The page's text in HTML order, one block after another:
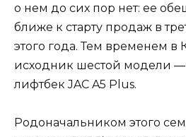
о нем до сих пор нет: ее
ближе к старту продаж в
этого года. Тем временем в
исходник шестой модели —
лифтбек JAC A5 Plus.
Родоначальником этого